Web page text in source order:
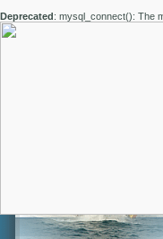
Deprecated: mysql_connect(): The